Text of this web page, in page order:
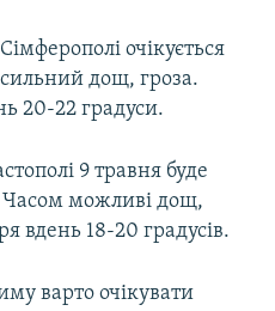
очікується
дощ, гроза.
20-22 градуси.
9 травня буде
можливі дощ,
вдень 18-20 градусів.
варто очікувати